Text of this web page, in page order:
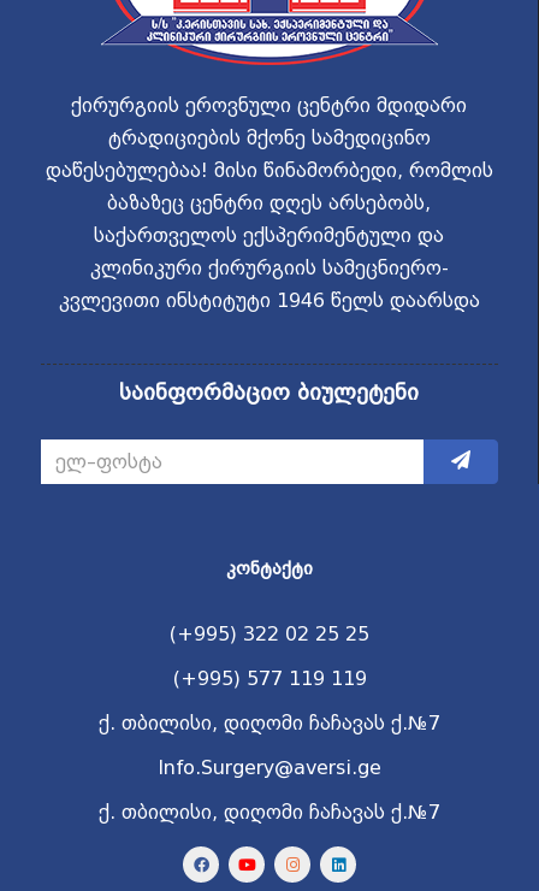
ქირურგიის ეროვნული ცენტრი მდიდარი
ტრადიციების მქონე სამედიცინო
დაწესებულებაა! მისი წინამორბედი, რომლის
ბაზაზეც ცენტრი დღეს არსებობს,
საქართველოს ექსპერიმენტული და
კლინიკური ქირურგიის სამეცნიერო-
კვლევითი ინსტიტუტი 1946 წელს დაარსდა
საინფორმაციო ბიულეტენი
ᲙᲝᲜᲢᲐᲥᲢᲘ
(+995) 322 02 25 25
(+995) 577 119 119
ქ. თბილისი, დიღომი ჩაჩავას ქ.№7
Info.Surgery@aversi.ge
ქ. თბილისი, დიღომი ჩაჩავას ქ.№7